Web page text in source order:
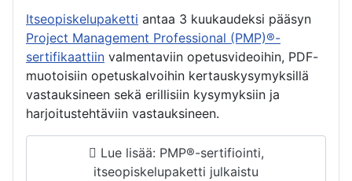
Itseopiskelupaketti antaa 3 kuukaudeksi pääsyn
Project Management Professional (PMP)®-
sertifikaattiin valmentaviin opetusvideoihin, PDF-
muotoisiin opetuskalvoihin kertauskysymyksillä
vastauksineen sekä erillisiin kysymyksiin ja
harjoitustehtäviin vastauksineen.
Lue lisää: PMP®-sertifiointi,
itseopiskelupaketti julkaistu